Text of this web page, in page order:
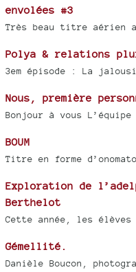
envolées #3
Très beau titre aérien
Polya & relations
3em épisode : La
Nous, première
Bonjour à vous
BOUM
Titre en forme
Exploration de
Berthelot
Cette année, les élèves
Gémellité.
Danièle Boucon,